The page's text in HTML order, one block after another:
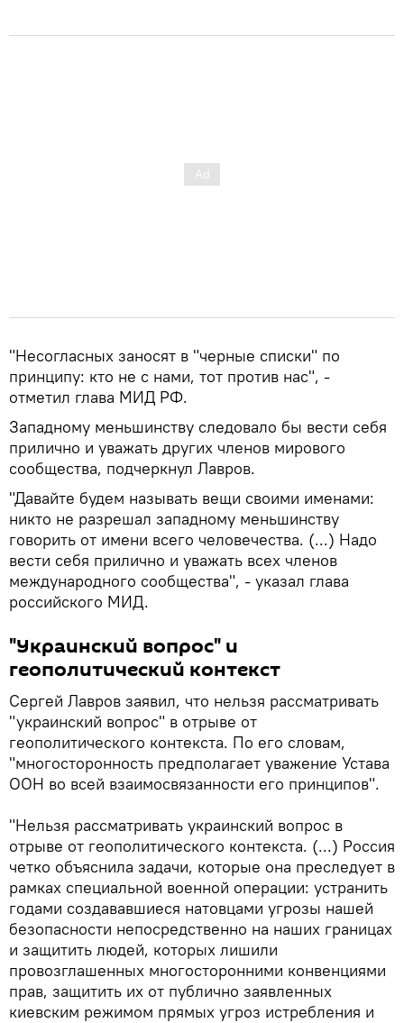
"Несогласных заносят в "черные списки" по
принципу: кто не с нами, тот против нас", -
отметил глава МИД РФ.
Западному меньшинству следовало бы вести себя
прилично и уважать других членов мирового
сообщества, подчеркнул Лавров.
"Давайте будем называть вещи своими именами:
никто не разрешал западному меньшинству
говорить от имени всего человечества. (...) Надо
вести себя прилично и уважать всех членов
международного сообщества", - указал глава
российского МИД.
"Украинский вопрос" и
геополитический контекст
Сергей Лавров заявил, что нельзя рассматривать
"украинский вопрос" в отрыве от
геополитического контекста. По его словам,
"многосторонность предполагает уважение Устава
ООН во всей взаимосвязанности его принципов".
"Нельзя рассматривать украинский вопрос в
отрыве от геополитического контекста. (...) Россия
четко объяснила задачи, которые она преследует в
рамках специальной военной операции: устранить
годами создававшиеся натовцами угрозы нашей
безопасности непосредственно на наших границах
и защитить людей, которых лишили
провозглашенных многосторонними конвенциями
прав, защитить их от публично заявленных
киевским режимом прямых угроз истребления и